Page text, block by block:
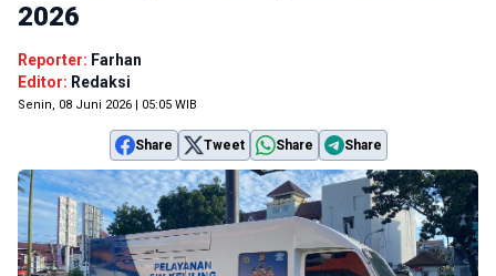
2026
Reporter: Farhan
Editor: Redaksi
Senin, 08 Juni 2026 | 05:05 WIB
Share Tweet Share Share